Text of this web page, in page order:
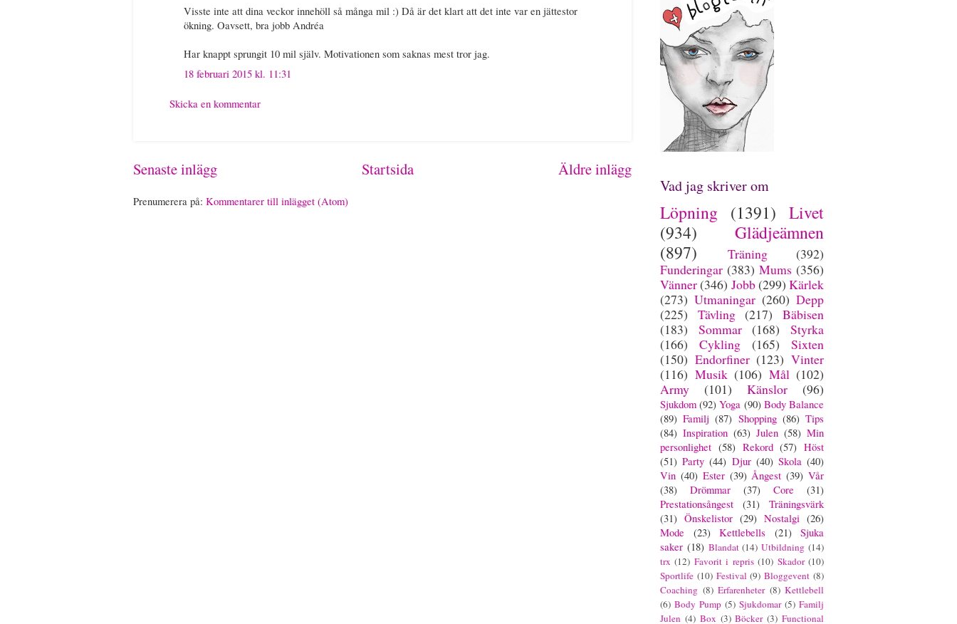
Visste inte att dina veckor innehöll så många mil :) Då är det klart att det inte var en jättestor
ökning. Oavsett, bra jobb Andréa
Har knappt sprungit 10 mil själv. Motivationen som saknas mest tror jag.
18 februari 2015 kl. 11:31
Skicka en kommentar
Senaste inlägg Äldre inlägg
Startsida
Prenumerera på: Kommentarer till inlägget (Atom)
Vad jag skriver om
Löpning (1391) Livet
(934)
Glädjeämnen
(897)
Träning
(392)
Funderingar (383) Mums (356)
Vänner(346) Jobb(299) Kärlek
(273) Utmaningar (260) Depp
(225)
Tävling (217)
Bäbisen
(183)
Sommar (168)
Styrka
(166)
Cykling (165)
Sixten
(150) Endorfiner (123) Vinter
(116) Musik (106) Mål (102)
Army
(101) Känslor (96)
Sjukdom (92) Yoga (90) Body Balance
(89) Familj (87) Shopping (86) Tips
(84) Inspiration (63) Julen (58) Min
personlighet (58) Rekord (57) Höst
(51) Party (44) Djur (40) Skola (40)
Vin (40) Ester (39) Ångest (39) Vår
(38)
Drömmar (37) Core
(31)
Prestationsångest
(31)
Träningsvärk
(31) Önskelistor (29) Nostalgi (26)
Mode
(23) Kettlebells (21)
Sjuka
saker (18) Blandat (14) Utbildning (14)
trx (12) Favorit i repris (10) Skador (10)
Sportlife (10) Festival (9) Bloggevent (8)
Coaching (8) Erfarenheter (8) Kettlebell
(6) Body Pump (5) Sjukdomar (5) Familj
Julen (4) Box (3) Böcker (3) Functional